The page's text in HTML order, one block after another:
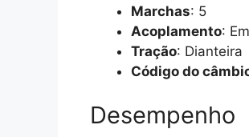
Marchas: 5
Acoplamento:
Tração: Dianteira
Código do
Desempenho